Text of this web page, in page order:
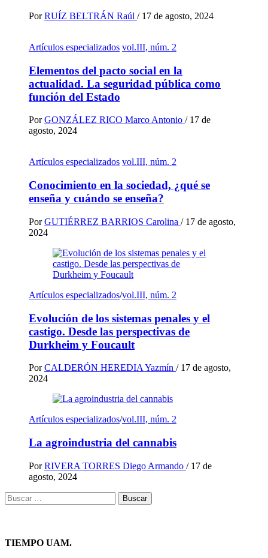
Por RUÍZ BELTRÁN Raúl / 17 de agosto, 2024
Artículos especializados vol.III, núm. 2
Elementos del pacto social en la
actualidad. La seguridad pública como
función del Estado
Por GONZÁLEZ RICO Marco Antonio / 17 de
agosto, 2024
Artículos especializados vol.III, núm. 2
Conocimiento en la sociedad, ¿qué se
enseña y cuándo se enseña?
Por GUTIÉRREZ BARRIOS Carolina / 17 de agosto,
2024
Artículos especializados/vol.III, núm. 2
Evolución de los sistemas penales y el
castigo. Desde las perspectivas de
Durkheim y Foucault
Por CALDERÓN HEREDIA Yazmín / 17 de agosto,
2024
Artículos especializados/vol.III, núm. 2
La agroindustria del cannabis
Por RIVERA TORRES Diego Armando / 17 de
agosto, 2024
Buscar:
TIEMPO UAM.